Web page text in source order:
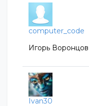
computer_code
Игорь Воронцов
Ivan30